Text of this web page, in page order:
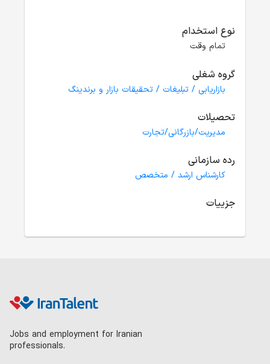
نوع استخدام
تمام وقت
گروه شغلی
بازاریابی / تبلیغات / تحقیقات بازار و برندینگ
تحصیلات
مدیریت/بازرگانی/تجارت
رده سازمانی
کارشناس ارشد / متخصص
جزییات
Jobs and employment for Iranian
professionals.